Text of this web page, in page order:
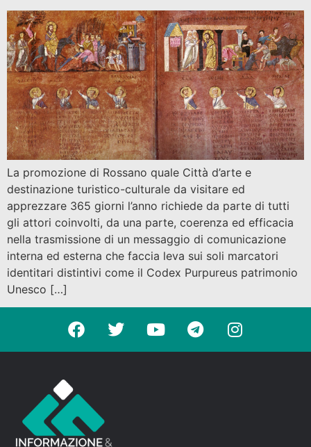
La promozione di Rossano quale Città d’arte e
destinazione turistico-culturale da visitare ed
apprezzare 365 giorni l’anno richiede da parte di tutti
gli attori coinvolti, da una parte, coerenza ed efficacia
nella trasmissione di un messaggio di comunicazione
interna ed esterna che faccia leva sui soli marcatori
identitari distintivi come il Codex Purpureus patrimonio
Unesco […]